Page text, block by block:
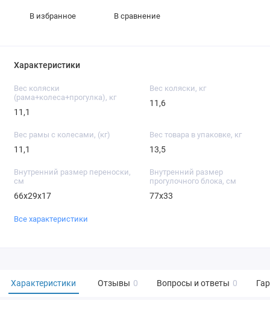
В избранное В сравнение
Характеристики
Вес коляски
(рама+колеса+прогулка), кг
11,1
Вес коляски, кг
11,6
Вес рамы с колесами, (кг)
11,1
Вес товара в упаковке, кг
13,5
Внутренний размер переноски,
см
66х29х17
Внутренний размер
прогулочного блока, см
77х33
Все характеристики
Характеристики Отзывы 0 Вопросы и ответы 0